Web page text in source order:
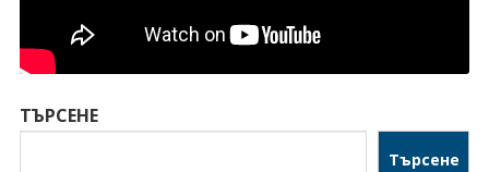
ТЪРСЕНЕ
Търсене